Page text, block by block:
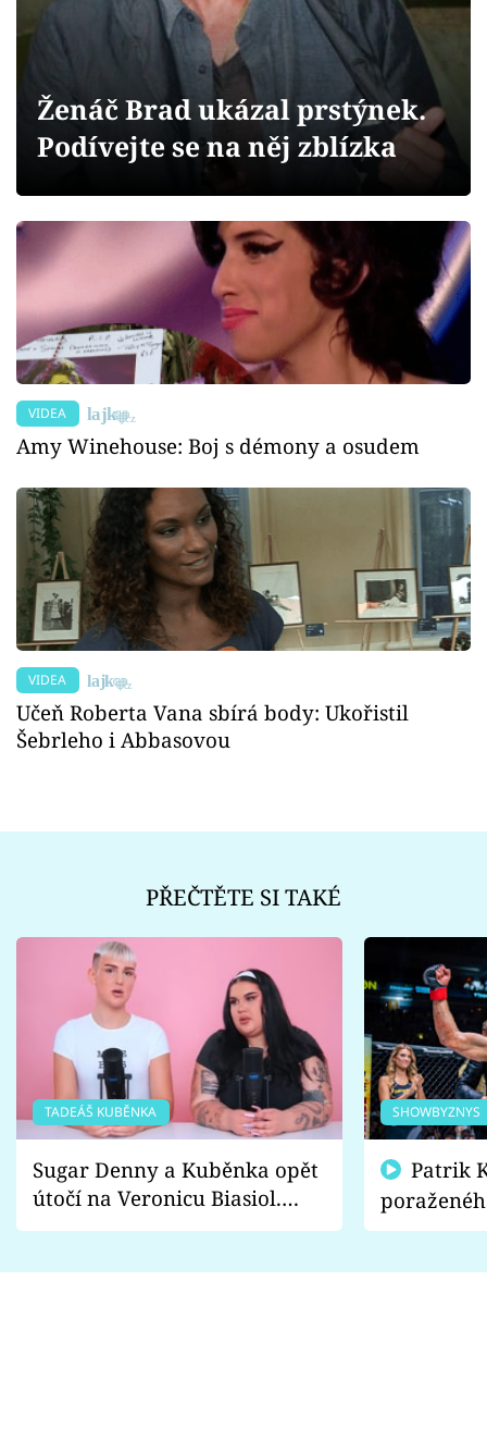
Videa
Sledujte prima+
Sledujte nás
Ženáč Brad ukázal prstýnek.
Podívejte se na něj zblízka
VIDEA
Amy Winehouse: Boj s démony a osudem
VIDEA
Učeň Roberta Vana sbírá body: Ukořistil
Šebrleho i Abbasovou
PŘEČTĚTE SI TAKÉ
TADEÁŠ KUBĚNKA
Sugar Denny a Kuběnka opět
útočí na Veronicu Biasiol.
Proč je podle nich falešná a
SHOWBYZNYS
fanoušci